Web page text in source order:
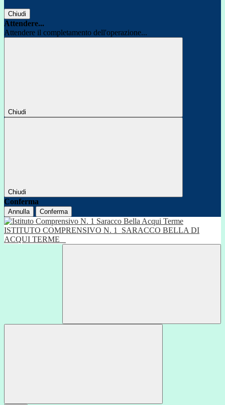
Chiudi
Attendere...
Attendere il completamento dell'operazione...
Chiudi
Chiudi
Conferma
Annulla Conferma
ISTITUTO COMPRENSIVO N. 1
SARACCO BELLA DI
ACQUI TERME